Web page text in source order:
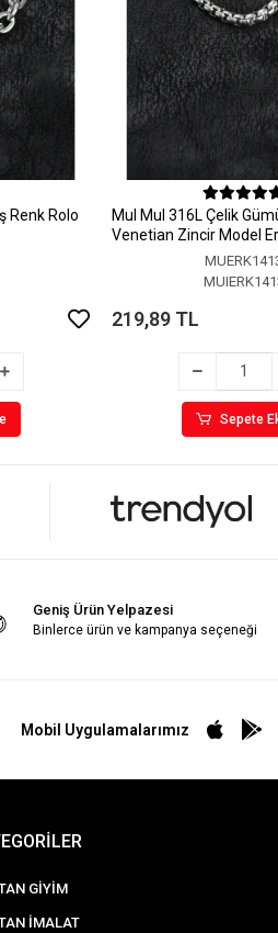
Renk Rolo
MuI MuI 316L Çelik
Venetian Zincir Model
219,89 TL
Sepete
Geniş Ürün Yelpazesi
Binlerce ürün ve kampanya seçeneği
Mobil Uygulamalarımız
GİYİM
İMALAT